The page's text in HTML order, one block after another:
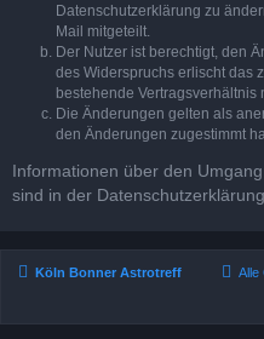
Datenschutzerklärung zu
Mail mitgeteilt.
Der Nutzer ist berechtigt, den
des Widerspruchs erlischt das
bestehende Vertragsverhältnis
Die Änderungen gelten als
den Änderungen zugestimmt
Informationen über den
sind in der
Köln Bonner Astrotreff Alle